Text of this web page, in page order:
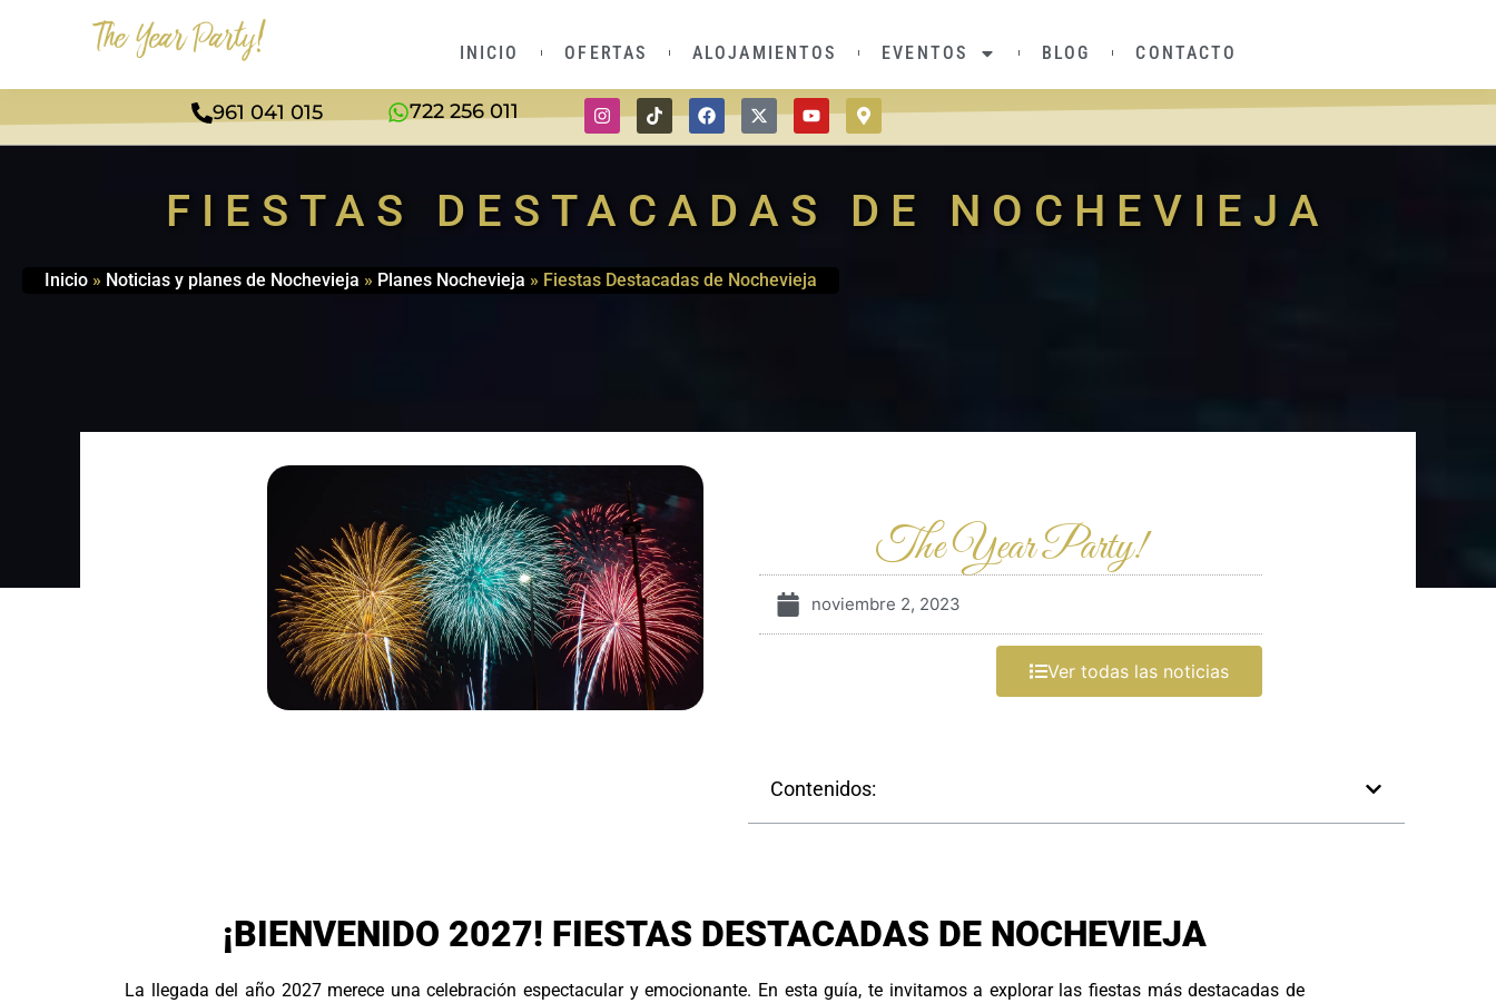
INICIO OFERTAS ALOJAMIENTOS EVENTOS BLOG CONTACTO
961 041 015 722 256 011
FIESTAS DESTACADAS DE NOCHEVIEJA
Inicio » Noticias y planes de Nochevieja » Planes Nochevieja » Fiestas Destacadas de Nochevieja
The Year Party!
noviembre 2, 2023
Ver todas las noticias
Contenidos:
¡BIENVENIDO 2027! FIESTAS DESTACADAS DE NOCHEVIEJA
La llegada del año 2027 merece una celebración espectacular y emocionante. En esta guía, te invitamos a explorar las fiestas más destacadas de